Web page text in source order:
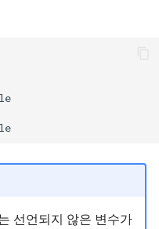
선언되지 않은 변수가